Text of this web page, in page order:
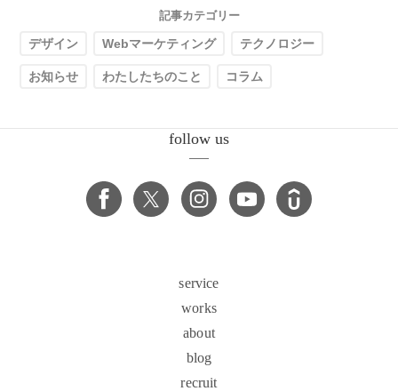
記事カテゴリー
デザイン Webマーケティング テクノロジー
お知らせ わたしたちのこと コラム
follow us
service
works
about
blog
recruit